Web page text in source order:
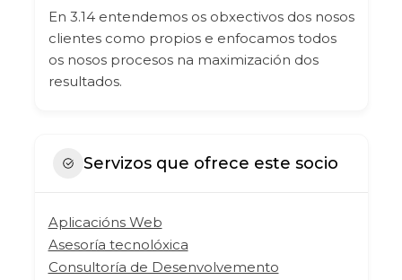
En 3.14 entendemos os obxectivos dos nosos
clientes como propios e enfocamos todos
os nosos procesos na maximización dos
resultados.
Servizos que ofrece este socio
Aplicacións Web
Asesoría tecnolóxica
Consultoría de Desenvolvemento